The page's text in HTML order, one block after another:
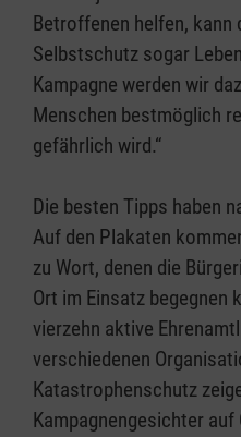
Betroffenen helfen, kann
Selbstschutz sogar
Kampagne werden wir
Menschen bestmöglich
gefährlich wird.“
Die besten Tipps haben
Auf den Plakaten
zu Wort, denen die
Ort im Einsatz begegnen
vierzehn aktive
verschiedenen
Katastrophenschutz
Kampagnengesichter